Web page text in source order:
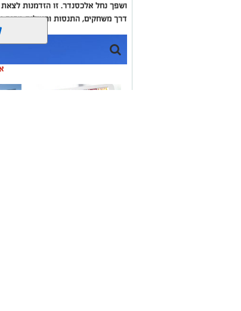
ושפך נחל אלכסנדר. זו הזדמנות
דרך משחקים, התנסות ופעילות מהנה